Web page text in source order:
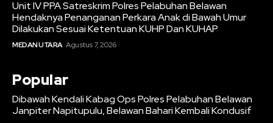
Unit IV PPA Satreskrim Polres Pelabuhan Belawan
Hendaknya Penanganan Perkara Anak di Bawah Umur
Dilakukan Sesuai Ketentuan KUHP Dan KUHAP
MEDAN UTARA Agustus 7, 2026
Popular
Dibawah Kendali Kabag Ops Polres Pelabuhan Belawan
Janpiter Napitupulu, Belawan Bahari Kembali Kondusif